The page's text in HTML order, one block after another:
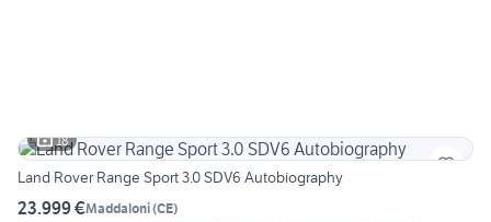
18
Land Rover Range Sport 3.0 SDV6 Autobiography
23.999 €Maddaloni(CE)